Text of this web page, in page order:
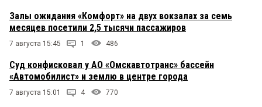
Залы ожидания «Комфорт» на двух вокзалах за семь
месяцев посетили 2,5 тысячи пассажиров
7 августа 15:45 1 486
Суд конфисковал у АО «Омскавтотранс» бассейн
«Автомобилист» и землю в центре города
7 августа 15:01 4 770